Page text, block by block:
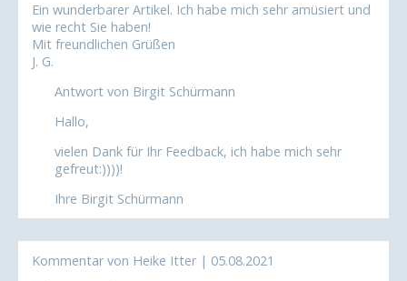
Ein wunderbarer Artikel. Ich habe mich sehr amüsiert und
wie recht Sie haben!
Mit freundlichen Grüßen
J. G.
Antwort von Birgit Schürmann
Hallo,
vielen Dank für Ihr Feedback, ich habe mich sehr
gefreut:))))!
Ihre Birgit Schürmann
Kommentar von Heike Itter | 05.08.2021